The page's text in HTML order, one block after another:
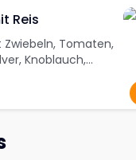
Reis
Tomaten,
Knoblauch,